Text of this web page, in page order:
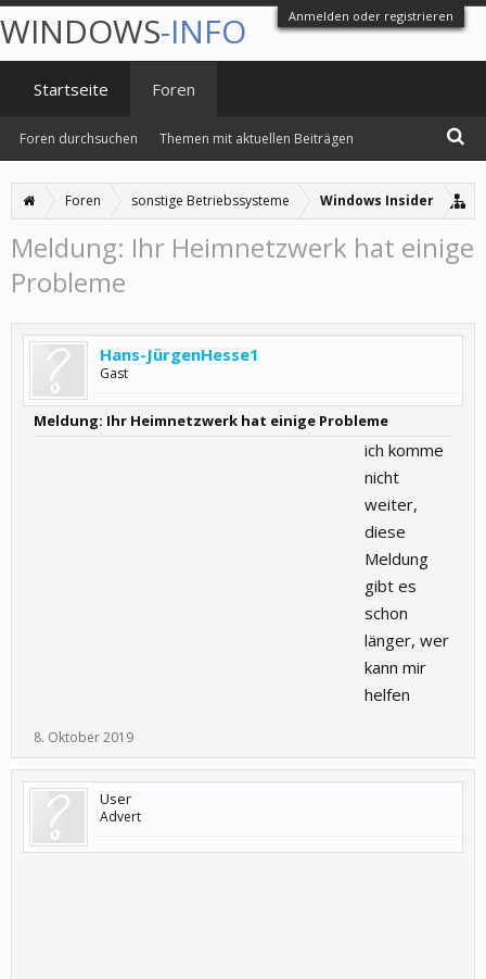
Anmelden oder registrieren
Foren sonstige Betriebssysteme Windows Insider
Meldung: Ihr Heimnetzwerk hat einige
Probleme
Hans-JürgenHesse1
Gast
Meldung: Ihr Heimnetzwerk hat einige Probleme
ich komme
nicht
weiter,
diese
Meldung
gibt es
schon
länger, wer
kann mir
helfen
8. Oktober 2019
User
Advert
WINDOWS-INFO
Startseite Foren
Foren durchsuchen Themen mit aktuellen Beiträgen